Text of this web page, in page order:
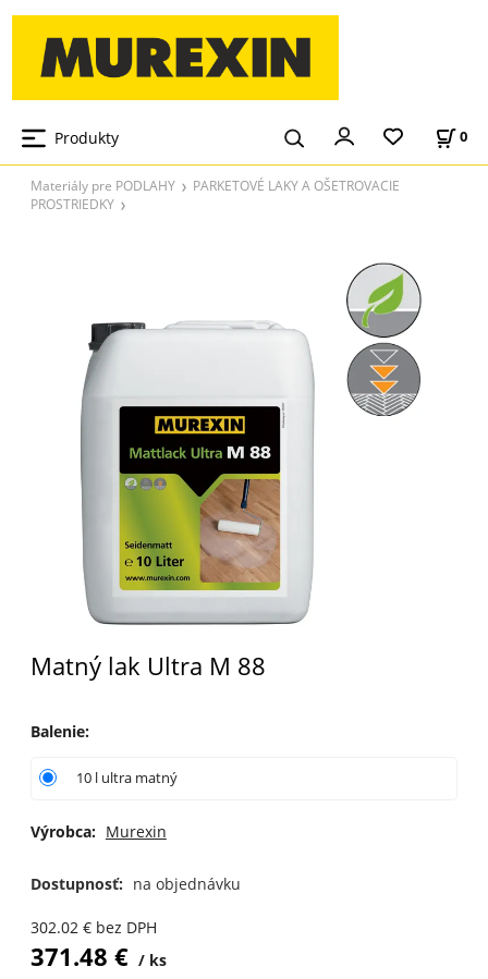
Produkty 0
Materiály pre PODLAHY
PARKETOVÉ LAKY A OŠETROVACIE
PROSTRIEDKY
Matný lak Ultra M 88
Balenie:
10 l ultra matný
Výrobca: Murexin
Dostupnosť: na objednávku
302.02€ bez DPH
371.48 € ks